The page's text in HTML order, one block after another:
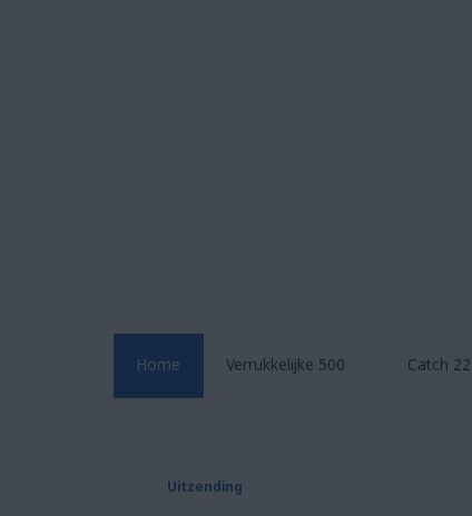
Home Verrukkelijke 500 Catch 22
Uitzending